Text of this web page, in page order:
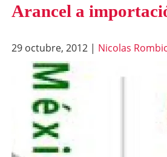
Arancel a
29 octubre, 2012 | Nicolas